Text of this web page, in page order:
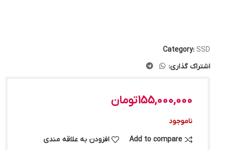
Category: SSD
اشتراک گذاری:
155,000,000تومان
ناموجود
Add to compare
افزودن به علاقه مندی